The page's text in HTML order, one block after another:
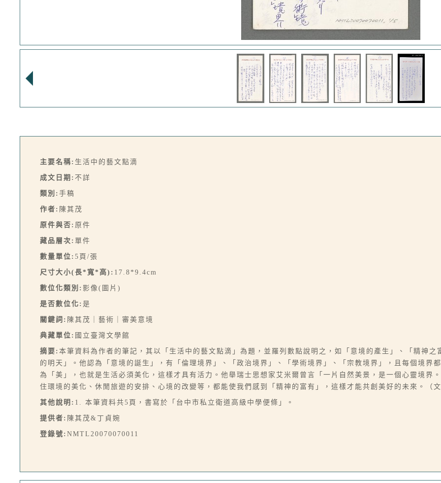
主要名稱: 生活中的藝文點滴
成文日期: 不詳
類別: 手稿
作者: 陳其茂
原件與否: 原件
藏品層次: 單件
數量單位: 5頁/張
尺寸大小(長*寬*高): 17.8*9.4cm
數位化類別: 影像(圖片)
是否數位化: 是
關鍵詞: 陳其茂｜藝術｜審美意境
典藏單位: 國立臺灣文學館
摘要: 本筆資料為作者的筆記，其以「生活中的藝文點滴」為題，並羅列數點說明之，如「意境的產生」、「精神
的明天」。他認為「意境的誕生」，有「倫理境界」、「政治境界」、「學術境界」、「宗教境界」，且每個境界
為「美」，也就是生活必須美化，這樣才具有活力。他舉瑞士思想家艾米爾曾言「一片自然美景，是一個心靈境界
住環境的美化、休閒旅遊的安排、心境的改變等，都能使我們感到「精神的富有」，這樣才能共創美好的未來。（
其他說明: 1. 本筆資料共5頁，書寫於「台中市私立衛道高級中學便條」。
提供者: 陳其茂&丁貞婉
登錄號: NMTL20070070011